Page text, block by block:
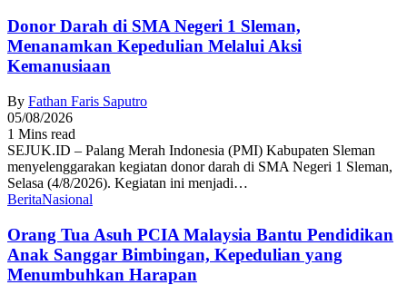
Donor Darah di SMA Negeri 1 Sleman,
Menanamkan Kepedulian Melalui Aksi
Kemanusiaan
By Fathan Faris Saputro
05/08/2026
1 Mins read
SEJUK.ID – Palang Merah Indonesia (PMI) Kabupaten Sleman
menyelenggarakan kegiatan donor darah di SMA Negeri 1 Sleman,
Selasa (4/8/2026). Kegiatan ini menjadi…
BeritaNasional
Orang Tua Asuh PCIA Malaysia Bantu Pendidikan
Anak Sanggar Bimbingan, Kepedulian yang
Menumbuhkan Harapan